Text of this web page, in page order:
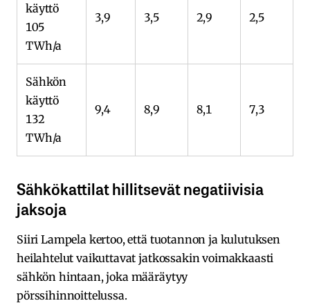
käyttö
105
TWh/a
3,9 3,5 2,9 2,5
Sähkön
käyttö
132
TWh/a
9,4 8,9 8,1 7,3
Sähkökattilat hillitsevät negatiivisia
jaksoja
Siiri Lampela kertoo, että tuotannon ja kulutuksen
heilahtelut vaikuttavat jatkossakin voimakkaasti
sähkön hintaan, joka määräytyy
pörssihinnoittelussa.